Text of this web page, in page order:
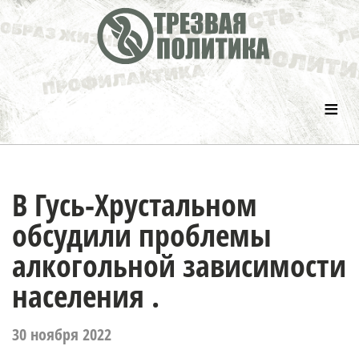
≡
В Гусь-Хрустальном
обсудили проблемы
алкогольной зависимости
населения .
30 ноября 2022